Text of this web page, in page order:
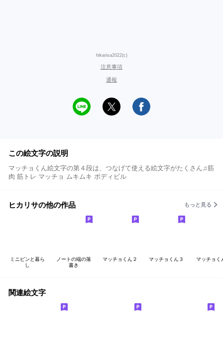
hikarisa2022(c)
注意事項
通報
この絵文字の説明
マッチョくん絵文字の第４段は、つなげて使える絵文字がたくさん♫筋
肉 筋トレ マッチョ ムキムキ ボディビル
ヒカリサの他の作品 もっと見る
ミニピンと暮ら
し
ノートの端の落
書き
マッチョくん２ マッチョくん３ マッチョく
関連絵文字